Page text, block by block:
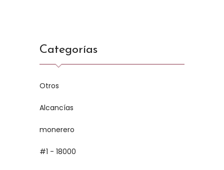
Categorías
Otros
Alcancías
monerero
#1 - 18000